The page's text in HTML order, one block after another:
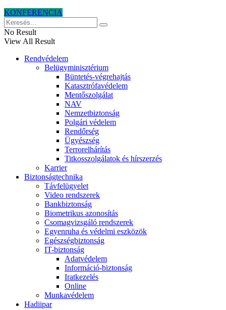
KONFERENCIA
No Result
View All Result
Rendvédelem
Belügyminisztérium
Büntetés-végrehajtás
Katasztrófavédelem
Mentőszolgálat
NAV
Nemzetbiztonság
Polgári védelem
Rendőrség
Ügyészség
Terrorelhárítás
Titkosszolgálatok és hírszerzés
Karrier
Biztonságtechnika
Távfelügyelet
Video rendszerek
Bankbiztonság
Biometrikus azonosítás
Csomagvizsgáló rendszerek
Egyenruha és védelmi eszközök
Egészségbiztonság
IT-biztonság
Adatvédelem
Információ-biztonság
Iratkezelés
Online
Munkavédelem
Hadiipar